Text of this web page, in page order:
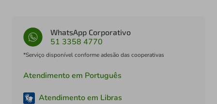
WhatsApp Corporativo
51 3358 4770
*Serviço disponível conforme adesão das cooperativas
Atendimento em Português
Atendimento em Libras